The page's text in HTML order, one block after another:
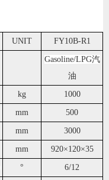
UNIT FY10B-R1
Gasoline/LPG汽
油
kg 1000
mm 500
mm 3000
mm 920×120×35
° 6/12